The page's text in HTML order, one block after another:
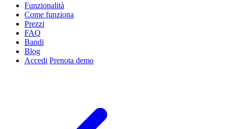
Funzionalità
Come funziona
Prezzi
FAQ
Bandi
Blog
Accedi Prenota demo